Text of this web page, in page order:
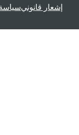
إشعار قانوني